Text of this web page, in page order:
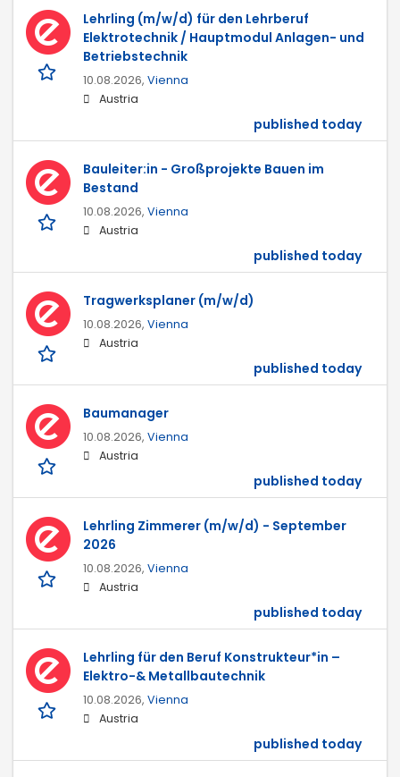
Lehrling (m/w/d) für den Lehrberuf
Elektrotechnik / Hauptmodul Anlagen- und
Betriebstechnik
10.08.2026, Vienna
Austria
published today
Bauleiter:in - Großprojekte Bauen im
Bestand
10.08.2026, Vienna
Austria
published today
Tragwerksplaner (m/w/d)
10.08.2026, Vienna
Austria
published today
Baumanager
10.08.2026, Vienna
Austria
published today
Lehrling Zimmerer (m/w/d) - September
2026
10.08.2026, Vienna
Austria
published today
Lehrling für den Beruf Konstrukteur*in –
Elektro-& Metallbautechnik
10.08.2026, Vienna
Austria
published today